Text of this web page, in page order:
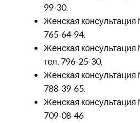
99-30.
Женская
765-64-94.
Женская
тел. 796-25-30,
Женская
788-39-65.
Женская
709-08-46